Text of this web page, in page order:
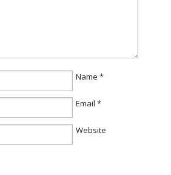
Name *
Email *
Website